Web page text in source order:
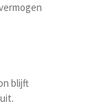
blijft